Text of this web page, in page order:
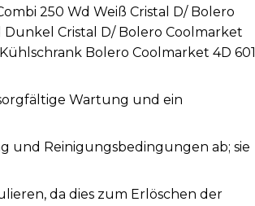
250 Wd Weiß Cristal D/ Bolero
Dunkel Cristal D/ Bolero Coolmarket
Bolero Coolmarket 4D 601
Wartung und ein
und Reinigungsbedingungen ab; sie
da dies zum Erlöschen der